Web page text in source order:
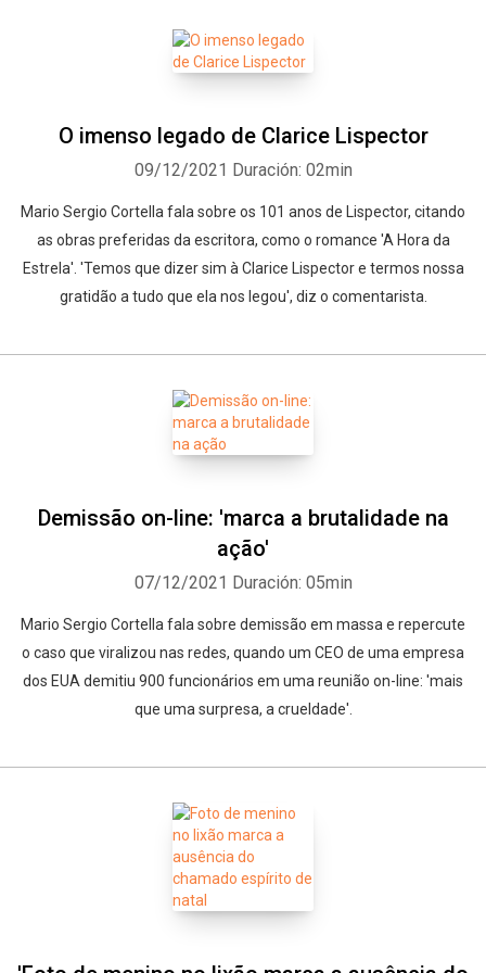
O imenso legado de Clarice Lispector
09/12/2021 Duración: 02min
Mario Sergio Cortella fala sobre os 101 anos de Lispector, citando
as obras preferidas da escritora, como o romance 'A Hora da
Estrela'. 'Temos que dizer sim à Clarice Lispector e termos nossa
gratidão a tudo que ela nos legou', diz o comentarista.
Demissão on-line: 'marca a brutalidade na
ação'
07/12/2021 Duración: 05min
Mario Sergio Cortella fala sobre demissão em massa e repercute
o caso que viralizou nas redes, quando um CEO de uma empresa
dos EUA demitiu 900 funcionários em uma reunião on-line: 'mais
que uma surpresa, a crueldade'.